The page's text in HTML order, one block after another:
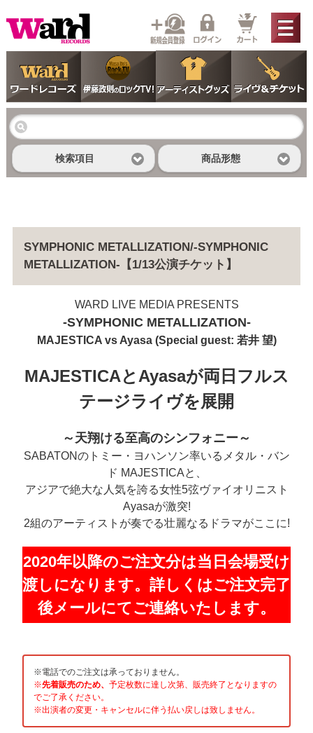
検索項目 商品形態
SYMPHONIC METALLIZATION/-SYMPHONIC
METALLIZATION-【1/13公演チケット】
WARD LIVE MEDIA PRESENTS
-SYMPHONIC METALLIZATION-
MAJESTICA vs Ayasa (Special guest: 若井 望)
MAJESTICAとAyasaが両日フルス
テージライヴを展開
～天翔ける至高のシンフォニー～
SABATONのトミー・ヨハンソン率いるメタル・バン
ド MAJESTICAと、
アジアで絶大な人気を誇る女性5弦ヴァイオリニスト
Ayasaが激突!
2組のアーティストが奏でる壮麗なるドラマがここに!
2020年以降のご注文分は当日会場受け
渡しになります。詳しくはご注文完了
後メールにてご連絡いたします。
※電話でのご注文は承っておりません。
※先着販売のため、 予定枚数に達し次第、販売終了となりますの
でご了承ください。
※出演者の変更・キャンセルに伴う払い戻しは致しません。